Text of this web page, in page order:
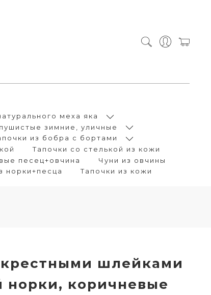
меха яка
зимние, уличные
из бобра с бортами
Тапочки со стелькой из кожи
песец+овчина
Чуни из овчины
норки+песца Тапочки из кожи
шлейками
норки, коричневые